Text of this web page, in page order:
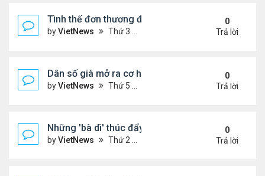
Tình thế đơn thương độc mã của Iran trước sức
byVietNews Thứ 3 Tháng 2 24, 2026 6:01 pm
0
Trả lời
Dân số già mở ra cơ hội hợp tác cho Trung - Hàn
byVietNews Thứ 5 Tháng 2 19, 2026 6:00 pm
0
Trả lời
Những 'bà dì' thúc đẩy cơn sốt mua vàng ở Trung
byVietNews Thứ 2 Tháng 2 09, 2026 4:53 pm
0
Trả lời